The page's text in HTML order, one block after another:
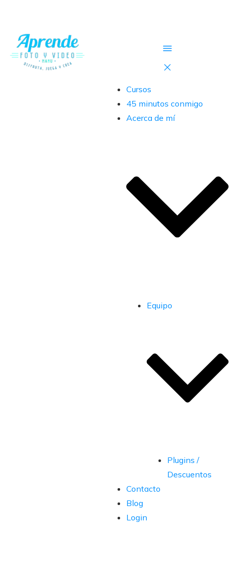
Cursos
45 minutos conmigo
Acerca de mí
Equipo
Plugins /
Descuentos
Contacto
Blog
Login